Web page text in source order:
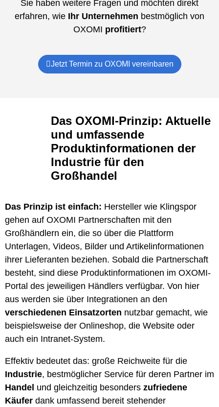
Sie haben weitere Fragen und möchten direkt
erfahren, wie Ihr Unternehmen bestmöglich von
OXOMI profitiert?
Jetzt Termin zu OXOMI vereinbaren
Das OXOMI-Prinzip: Aktuelle
und umfassende
Produktinformationen der
Industrie für den
Großhandel
Das Prinzip ist einfach: Hersteller wie Klingspor
gehen auf OXOMI Partnerschaften mit den
Großhändlern ein, die so über die Plattform
Unterlagen, Videos, Bilder und Artikelinformationen
ihrer Lieferanten beziehen. Sobald die Partnerschaft
besteht, sind diese Produktinformationen im OXOMI-
Portal des jeweiligen Händlers verfügbar. Von hier
aus werden sie über Integrationen an den
verschiedenen Einsatzorten nutzbar gemacht, wie
beispielsweise der Onlineshop, die Website oder
auch ein Intranet-System.
Effektiv bedeutet das: große Reichweite für die
Industrie, bestmöglicher Service für deren Partner im
Handel und gleichzeitig besonders zufriedene
Käufer dank umfassend bereit stehender